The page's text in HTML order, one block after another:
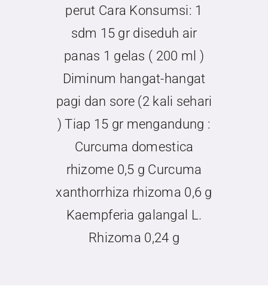
perut Cara Konsumsi: 1
sdm 15 gr diseduh air
panas 1 gelas ( 200 ml )
Diminum hangat-hangat
pagi dan sore (2 kali sehari
) Tiap 15 gr mengandung :
Curcuma domestica
rhizome 0,5 g Curcuma
xanthorrhiza rhizoma 0,6 g
Kaempferia galangal L.
Rhizoma 0,24 g